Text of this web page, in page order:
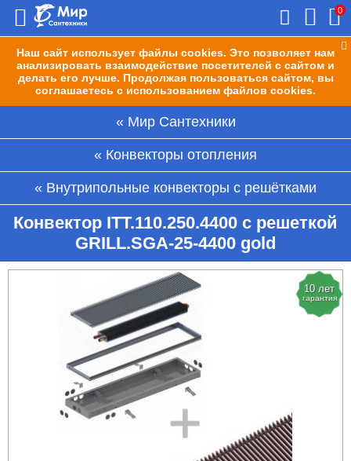
Наш сайт использует файлы cookies. Это позволяет нам
анализировать взаимодействие посетителей с сайтом и
делать его лучше. Продолжая пользоваться сайтом, вы
соглашаетесь с использованием файлов cookies.
0
Мир Сантехники
Конвекторы отопления
Внутрипольные конвекторы с решётками
Конвектор ITT.110.250.4400 с решеткой
GRILL.SGA-25-4400 gold
10 лет
гарантия